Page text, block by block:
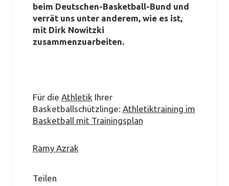
beim Deutschen-Basketball-Bund und
verrät uns unter anderem, wie es ist,
mit Dirk Nowitzki
zusammenzuarbeiten.
Für die Athletik Ihrer
Basketballschützlinge: Athletiktraining im
Basketball mit Trainingsplan
Ramy Azrak
Teilen